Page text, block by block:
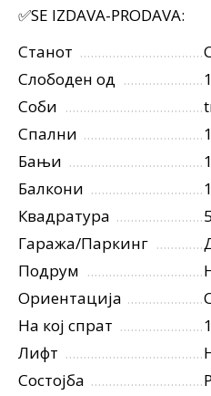
✅SE IZDAVA-PRODAVA:
Станот
Слободен од
Соби
Спални
1
Бањи
1
Балкони
1
Квадратура
Гаража/Паркинг
Подрум
Ориентација
На кој спрат
1
Лифт
Состојба